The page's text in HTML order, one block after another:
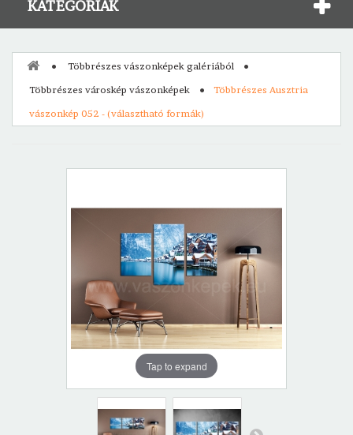
KATEGÓRIÁK
Többrészes vászonképek galériából
Többrészes városkép vászonképek
Többrészes Ausztria
vászonkép 052 - (választható formák)
Tap to expand